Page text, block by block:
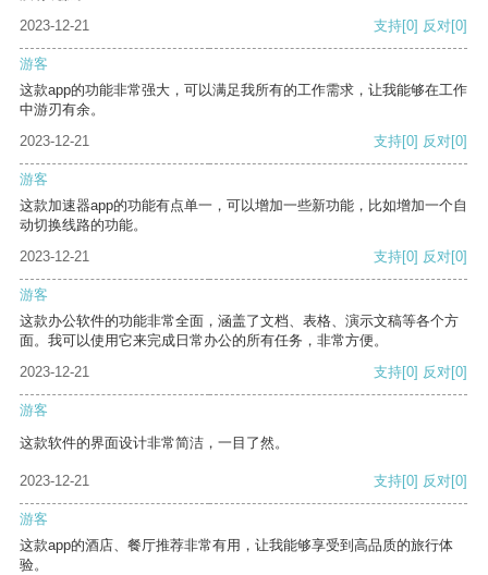
2023-12-21
支持[0] 反对[0]
游客
这款app的功能非常强大，可以满足我所有的工作需求，让我能够在工作
中游刃有余。
2023-12-21
支持[0] 反对[0]
游客
这款加速器app的功能有点单一，可以增加一些新功能，比如增加一个自
动切换线路的功能。
2023-12-21
支持[0] 反对[0]
游客
这款办公软件的功能非常全面，涵盖了文档、表格、演示文稿等各个方
面。我可以使用它来完成日常办公的所有任务，非常方便。
2023-12-21
支持[0] 反对[0]
游客
这款软件的界面设计非常简洁，一目了然。
2023-12-21 支持[0] 反对[0]
游客
这款app的酒店、餐厅推荐非常有用，让我能够享受到高品质的旅行体
验。